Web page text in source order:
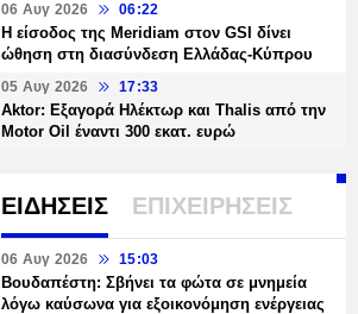
06 Αυγ 2026 06:22
Η είσοδος της Meridiam στον GSI δίνει
ώθηση στη διασύνδεση Ελλάδας-Κύπρου
05 Αυγ 2026 17:33
Aktor: Εξαγορά Ηλέκτωρ και Thalis από την
Motor Oil έναντι 300 εκατ. ευρώ
ΕΙΔΗΣΕΙΣ ΕΠΙΧΕΙΡΗΣΕΙΣ
06 Αυγ 2026 15:03
Βουδαπέστη: Σβήνει τα φώτα σε μνημεία
λόγω καύσωνα για εξοικονόμηση ενέργειας